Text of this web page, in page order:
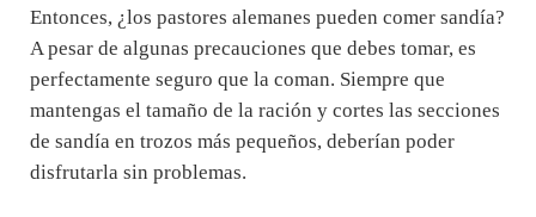
Entonces, ¿los pastores alemanes pueden comer sandía?
A pesar de algunas precauciones que debes tomar, es
perfectamente seguro que la coman. Siempre que
mantengas el tamaño de la ración y cortes las secciones
de sandía en trozos más pequeños, deberían poder
disfrutarla sin problemas.